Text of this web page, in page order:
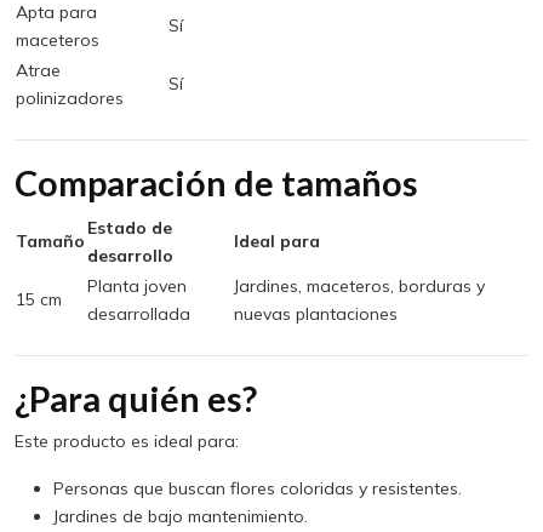
Apta para
maceteros
Sí
Atrae
polinizadores
Sí
Comparación de tamaños
Tamaño
Estado de
desarrollo
Ideal para
15 cm
Planta joven
desarrollada
Jardines, maceteros, borduras y
nuevas plantaciones
¿Para quién es?
Este producto es ideal para:
Personas que buscan flores coloridas y resistentes.
Jardines de bajo mantenimiento.